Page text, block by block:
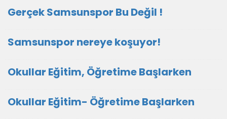
Gerçek Samsunspor Bu Değil !
Samsunspor nereye koşuyor!
Okullar Eğitim, Öğretime Başlarken
Okullar Eğitim- Öğretime Başlarken